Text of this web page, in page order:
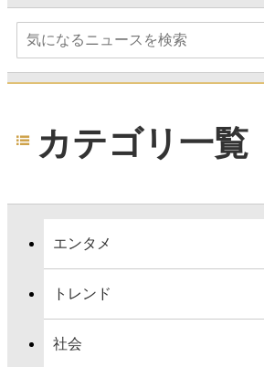
カテゴリ一覧
エンタメ
トレンド
社会